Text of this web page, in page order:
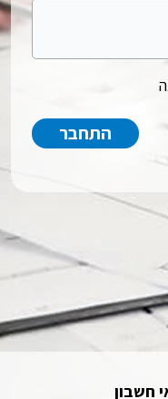
חשבון